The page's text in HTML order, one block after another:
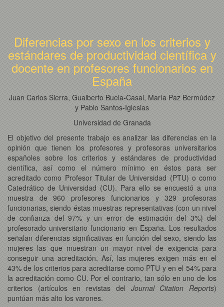
Diferencias por sexo en los criterios y
estándares de productividad científica y
docente en profesores funcionarios en
España
Juan Carlos Sierra, Gualberto Buela-Casal, María Paz Bermúdez
y Pablo Santos-Iglesias
Universidad de Granada
El objetivo del presente trabajo es analizar las diferencias en la
opinión que tienen los profesores y profesoras universitarios
españoles sobre los criterios y estándares de productividad
científica, así como el número mínimo en éstos para ser
acreditado como Profesor Titular de Universidad (PTU) o como
Catedrático de Universidad (CU). Para ello se encuestó a una
muestra de 960 profesores funcionarios y 329 profesoras
funcionarias, siendo éstas muestras representativas (con un nivel
de confianza del 97% y un error de estimación del 3%) del
profesorado universitario funcionario en España. Los resultados
señalan diferencias significativas en función del sexo, siendo las
mujeres las que muestran un mayor nivel de exigencia para
conseguir una acreditación. Así, las mujeres exigen más en el
43% de los criterios para acreditarse como PTU y en el 54% para
la acreditación como CU. Por el contrario, tan sólo en uno de los
criterios (artículos en revistas del Journal Citation Reports)
puntúan más alto los varones.